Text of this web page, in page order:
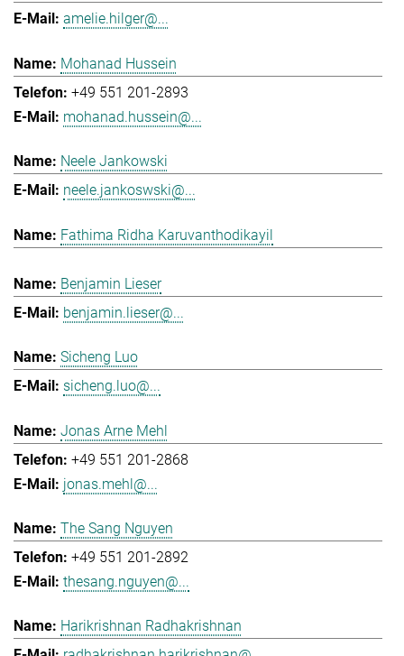
amelie.hilger@...
Mohanad Hussein
+49 551 201-2893
mohanad.hussein@...
Neele Jankowski
neele.jankoswski@...
Fathima Ridha Karuvanthodikayil
Benjamin Lieser
benjamin.lieser@...
Sicheng Luo
sicheng.luo@...
Jonas Arne Mehl
+49 551 201-2868
jonas.mehl@...
The Sang Nguyen
+49 551 201-2892
thesang.nguyen@...
Harikrishnan Radhakrishnan